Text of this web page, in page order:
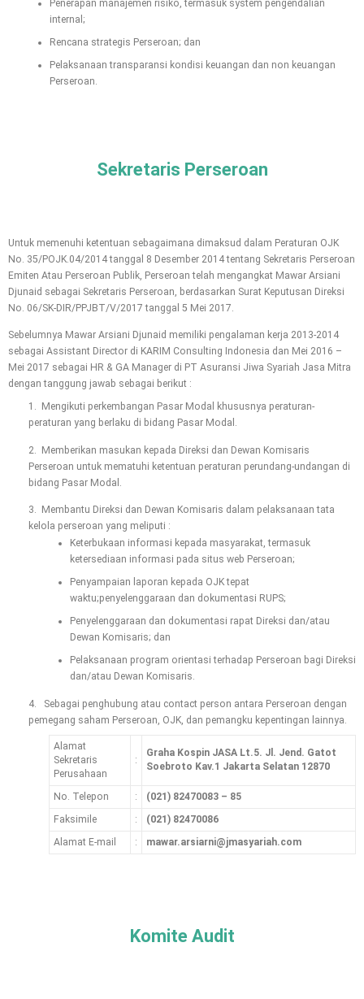
Penerapan manajemen risiko, termasuk system pengendalian
internal;
Rencana strategis Perseroan; dan
Pelaksanaan transparansi kondisi keuangan dan non keuangan
Perseroan.
Sekretaris Perseroan
Untuk memenuhi ketentuan sebagaimana dimaksud dalam Peraturan OJK
No. 35/POJK.04/2014 tanggal 8 Desember 2014 tentang Sekretaris Perseroan
Emiten Atau Perseroan Publik, Perseroan telah mengangkat Mawar Arsiani
Djunaid sebagai Sekretaris Perseroan, berdasarkan Surat Keputusan Direksi
No. 06/SK-DIR/PPJBT/V/2017 tanggal 5 Mei 2017.
Sebelumnya Mawar Arsiani Djunaid memiliki pengalaman kerja 2013-2014
sebagai Assistant Director di KARIM Consulting Indonesia dan Mei 2016 –
Mei 2017 sebagai HR & GA Manager di PT Asuransi Jiwa Syariah Jasa Mitra
dengan tanggung jawab sebagai berikut :
1. Mengikuti perkembangan Pasar Modal khususnya peraturan-
peraturan yang berlaku di bidang Pasar Modal.
2. Memberikan masukan kepada Direksi dan Dewan Komisaris
Perseroan untuk mematuhi ketentuan peraturan perundang-undangan di
bidang Pasar Modal.
3. Membantu Direksi dan Dewan Komisaris dalam pelaksanaan tata
kelola perseroan yang meliputi :
Keterbukaan informasi kepada masyarakat, termasuk
ketersediaan informasi pada situs web Perseroan;
Penyampaian laporan kepada OJK tepat
waktu;penyelenggaraan dan dokumentasi RUPS;
Penyelenggaraan dan dokumentasi rapat Direksi dan/atau
Dewan Komisaris; dan
Pelaksanaan program orientasi terhadap Perseroan bagi Direksi
dan/atau Dewan Komisaris.
4. Sebagai penghubung atau contact person antara Perseroan dengan
pemegang saham Perseroan, OJK, dan pemangku kepentingan lainnya.
Alamat
Sekretaris
Perusahaan
:
Graha Kospin JASA Lt.5. Jl. Jend. Gatot
Soebroto Kav.1 Jakarta Selatan 12870
No. Telepon :
(021) 82470083 – 85
Faksimile
:
(021) 82470086
Alamat E-mail
: mawar.arsiarni@jmasyariah.com
Komite Audit